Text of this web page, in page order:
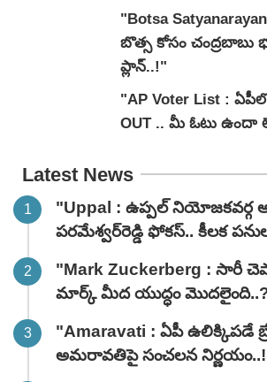
వివరాలివే.."
"Botsa
బొత్స కోసం
ప్లాన్..!"
"AP Voter List : ఏపీలో
OUT .. మీ ఓటు ఉందా
Latest News
"Uppal : ఉప్పల్ నియోజకవర్గ
పరమేశ్వర్‌రెడ్డి ఫోకస్.. కీలక
"Mark Zuckerberg : సారీ
మార్క్ మీద యుద్ధం
"Amaravati : ఏపీ ఉలిక్కిపడే
అమరావతిపై సంచలన